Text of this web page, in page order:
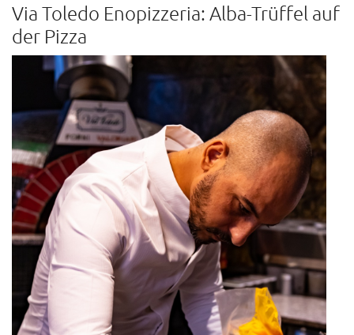
Claus Tyler
comma
Eduard Angeli
Falstaff Living
Find My Home
Galerie bei der Albertina Zetter
Galerie Kovacek & Zetter
Joji Hattori / Shiki
Julius Meinl
Kovacek Contemporary
La Biosthétique
Longchamp
Via Toledo Enopizzeria: Alba-Trüffel auf
der Pizza